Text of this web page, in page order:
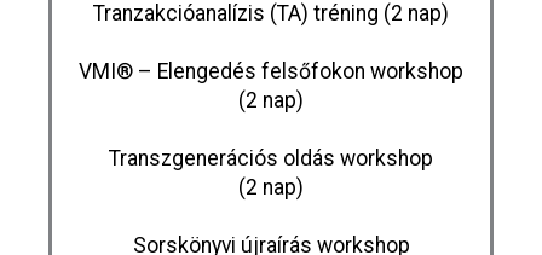
Tranzakcióanalízis (TA) tréning (2 nap)
VMI® – Elengedés felsőfokon workshop
(2 nap)
Transzgenerációs oldás workshop
(2 nap)
Sorskönyvi újraírás workshop